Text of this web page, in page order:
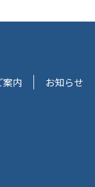
案内 お知らせ